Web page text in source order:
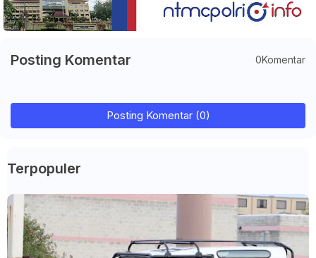
Posting Komentar 0Komentar
Posting Komentar (0)
Terpopuler